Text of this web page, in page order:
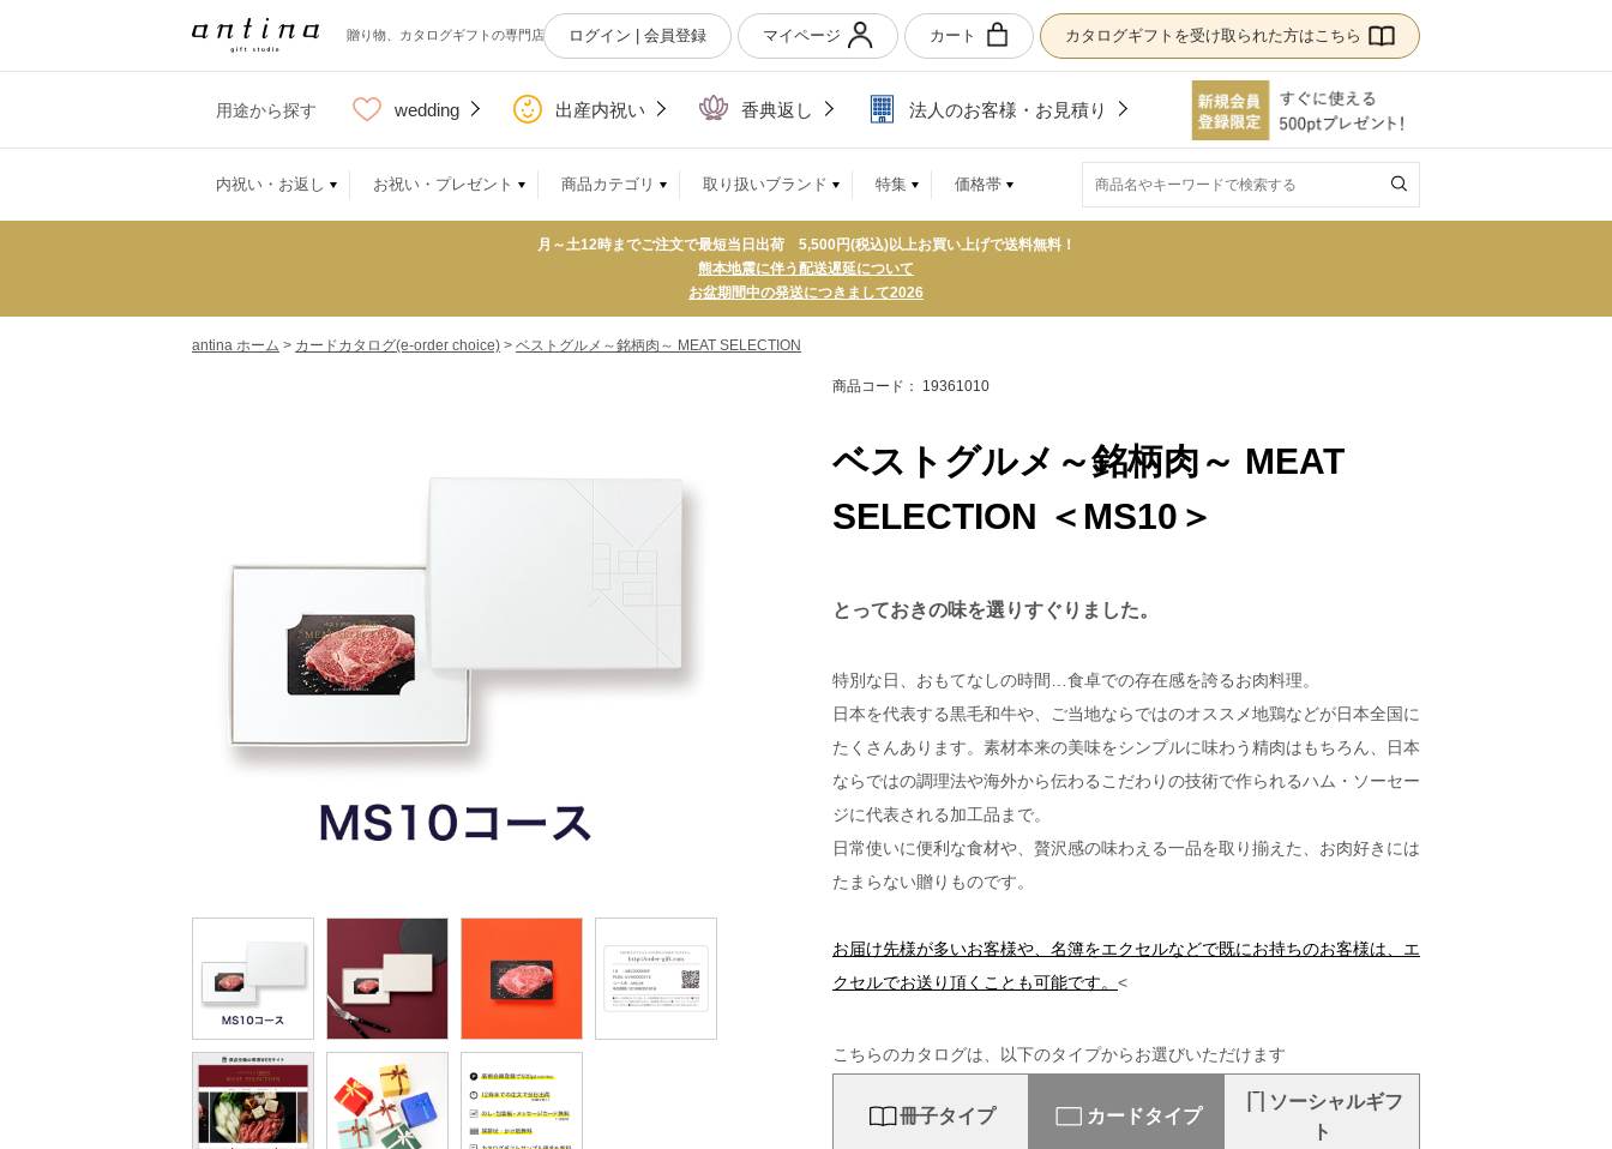
贈り物、カタログギフトの専門店 ログイン | 会員登録 マイページ カート カタログギフトを受け取られた方はこちら
用途から探す wedding 出産内祝い 香典返し 法人のお客様・お見積り
内祝い・お返し お祝い・プレゼント 商品カテゴリ 取り扱いブランド 特集 価格帯
月～土12時までご注文で最短当日出荷 5,500円(税込)以上お買い上げで送料無料！
熊本地震に伴う配送遅延について
お盆期間中の発送につきまして2026
antina ホーム > カードカタログ(e-order choice) > ベストグルメ～銘柄肉～ MEAT SELECTION
商品コード： 19361010
ベストグルメ～銘柄肉～ MEAT
SELECTION ＜MS10＞
とっておきの味を選りすぐりました。
特別な日、おもてなしの時間…食卓での存在感を誇るお肉料理。
日本を代表する黒毛和牛や、ご当地ならではのオススメ地鶏などが日本全国に
たくさんあります。素材本来の美味をシンプルに味わう精肉はもちろん、日本
ならではの調理法や海外から伝わるこだわりの技術で作られるハム・ソーセー
ジに代表される加工品まで。
日常使いに便利な食材や、贅沢感の味わえる一品を取り揃えた、お肉好きには
たまらない贈りものです。
お届け先様が多いお客様や、名簿をエクセルなどで既にお持ちのお客様は、エ
クセルでお送り頂くことも可能です。 <
こちらのカタログは、以下のタイプからお選びいただけます
冊子タイプ カードタイプ
ソーシャルギフ
ト